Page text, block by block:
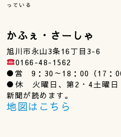
っている
かふぇ・さーしゃ
旭川市永山3条16丁目3-6
0166-48-1562
●営 9：30～18：00（17：
●休 火曜日、第2・4土曜
新聞が読めます。
地図はこちら